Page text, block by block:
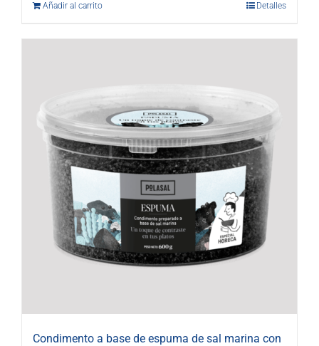
Añadir al carrito Detalles
Condimento a base de espuma de sal marina con